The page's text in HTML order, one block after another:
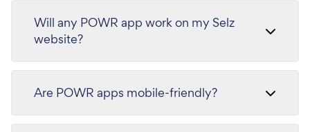
Will any POWR app work on my Selz
website?
Are POWR apps mobile-friendly?